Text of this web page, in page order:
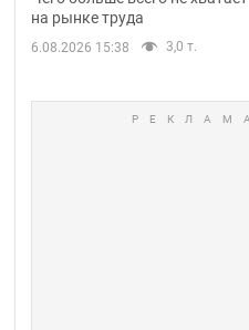
на рынке труда
6.08.2026 15:38 3,0 т.